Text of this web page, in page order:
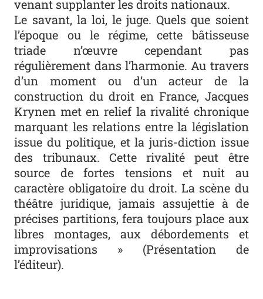
venant supplanter les droits nationaux.
Le savant, la loi, le juge. Quels que soient
l’époque ou le régime, cette bâtisseuse
triade n’œuvre cependant pas
régulièrement dans l’harmonie. Au travers
d’un moment ou d’un acteur de la
construction du droit en France, Jacques
Krynen met en relief la rivalité chronique
marquant les relations entre la législation
issue du politique, et la juris-diction issue
des tribunaux. Cette rivalité peut être
source de fortes tensions et nuit au
caractère obligatoire du droit. La scène du
théâtre juridique, jamais assujettie à de
précises partitions, fera toujours place aux
libres montages, aux débordements et
improvisations » (Présentation de
l’éditeur).